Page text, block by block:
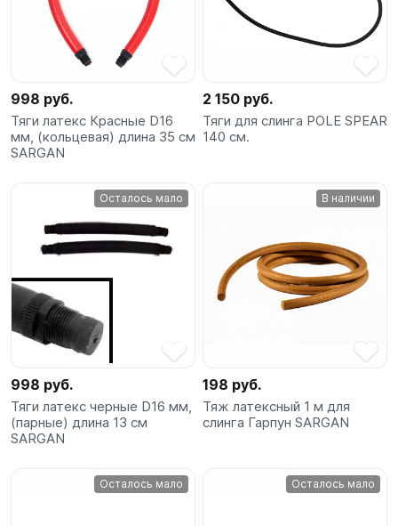
998 руб.
Тяги латекс Красные D16
мм, (кольцевая) длина 35 см
SARGAN
2 150 руб.
Тяги для слинга POLE SPEAR
140 см.
Осталось мало
998 руб.
Тяги латекс черные D16 мм,
(парные) длина 13 см
SARGAN
В наличии
198 руб.
Тяж латексный 1 м для
слинга Гарпун SARGAN
Осталось мало Осталось мало